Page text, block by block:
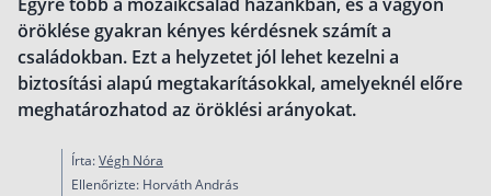
Magánnyugdíjpénztár összefoglaló
Nyugdíjkorhatár táblázat és útmutató
Nyugdíj kisokos – A magyar nyugdíjrendszer
működése
öröklése gyakran kényes kérdésnek számít a
családokban. Ezt a helyzetet jól lehet kezelni a
biztosítási alapú megtakarításokkal, amelyeknél előre
meghatározhatod az öröklési arányokat.
Írta:Végh Nóra
Ellenőrizte: Horváth András